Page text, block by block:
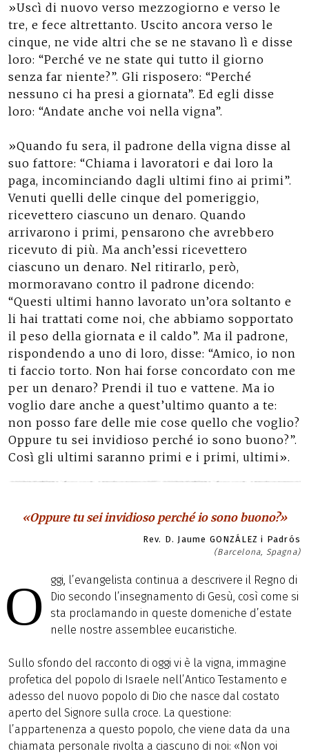
»Uscì di nuovo verso mezzogiorno e verso le
tre, e fece altrettanto. Uscito ancora verso le
cinque, ne vide altri che se ne stavano lì e disse
loro: “Perché ve ne state qui tutto il giorno
senza far niente?”. Gli risposero: “Perché
nessuno ci ha presi a giornata”. Ed egli disse
loro: “Andate anche voi nella vigna”.
»Quando fu sera, il padrone della vigna disse al
suo fattore: “Chiama i lavoratori e dai loro la
paga, incominciando dagli ultimi fino ai primi”.
Venuti quelli delle cinque del pomeriggio,
ricevettero ciascuno un denaro. Quando
arrivarono i primi, pensarono che avrebbero
ricevuto di più. Ma anch’essi ricevettero
ciascuno un denaro. Nel ritirarlo, però,
mormoravano contro il padrone dicendo:
“Questi ultimi hanno lavorato un’ora soltanto e
li hai trattati come noi, che abbiamo sopportato
il peso della giornata e il caldo”. Ma il padrone,
rispondendo a uno di loro, disse: “Amico, io non
ti faccio torto. Non hai forse concordato con me
per un denaro? Prendi il tuo e vattene. Ma io
voglio dare anche a quest’ultimo quanto a te:
non posso fare delle mie cose quello che voglio?
Oppure tu sei invidioso perché io sono buono?”.
Così gli ultimi saranno primi e i primi, ultimi».
«Oppure tu sei invidioso perché io sono buono?»
Rev. D. Jaume GONZÁLEZ i Padrós
(Barcelona, Spagna)
O
ggi, l’evangelista continua a descrivere il Regno di
Dio secondo l’insegnamento di Gesù, così come si
sta proclamando in queste domeniche d’estate
nelle nostre assemblee eucaristiche.
Sullo sfondo del racconto di oggi vi è la vigna, immagine
profetica del popolo di Israele nell’Antico Testamento e
adesso del nuovo popolo di Dio che nasce dal costato
aperto del Signore sulla croce. La questione:
l’appartenenza a questo popolo, che viene data da una
chiamata personale rivolta a ciascuno di noi: «Non voi